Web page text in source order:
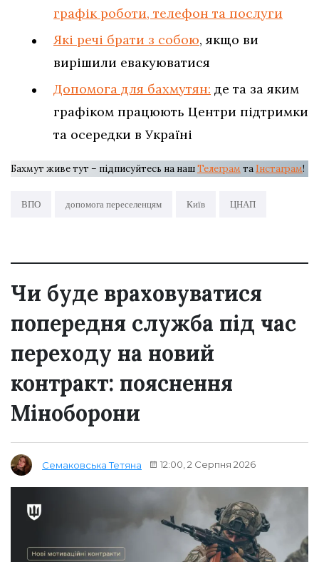
графік роботи, телефон та послуги
Які речі брати з собою, якщо ви
вирішили евакуюватися
Допомога для бахмутян: де та за яким
графіком працюють Центри підтримки
та осередки в Україні
Бахмут живе тут – підписуйтесь на нашТелеграм та Інстаграм!
ВПО допомога переселенцям Київ ЦНАП
Чи буде враховуватися
попередня служба під час
переходу на новий
контракт: пояснення
Міноборони
Семаковська Тетяна 12:00, 2 Серпня 2026